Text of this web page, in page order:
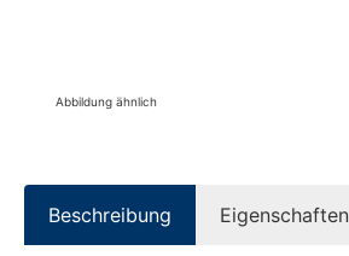
Abbildung ähnlich
Beschreibung Eigenschaften